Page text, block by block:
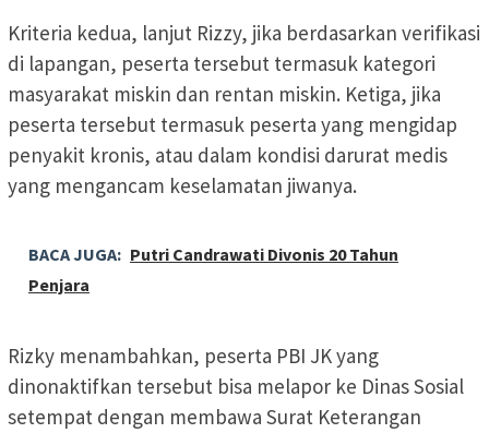
Kriteria kedua, lanjut Rizzy, jika berdasarkan verifikasi
di lapangan, peserta tersebut termasuk kategori
masyarakat miskin dan rentan miskin. Ketiga, jika
peserta tersebut termasuk peserta yang mengidap
penyakit kronis, atau dalam kondisi darurat medis
yang mengancam keselamatan jiwanya.
BACA JUGA: Putri Candrawati Divonis 20 Tahun
Penjara
Rizky menambahkan, peserta PBI JK yang
dinonaktifkan tersebut bisa melapor ke Dinas Sosial
setempat dengan membawa Surat Keterangan